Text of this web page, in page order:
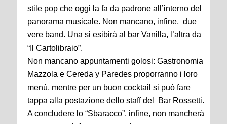
stile pop che oggi la fa da padrone all’interno del
panorama musicale. Non mancano, infine, due
vere band. Una si esibirà al bar Vanilla, l’altra da
“Il Cartolibraio”.
Non mancano appuntamenti golosi: Gastronomia
Mazzola e Cereda y Paredes proporranno i loro
menù, mentre per un buon cocktail si può fare
tappa alla postazione dello staff del Bar Rossetti.
A concludere lo “Sbaracco”, infine, non mancherà